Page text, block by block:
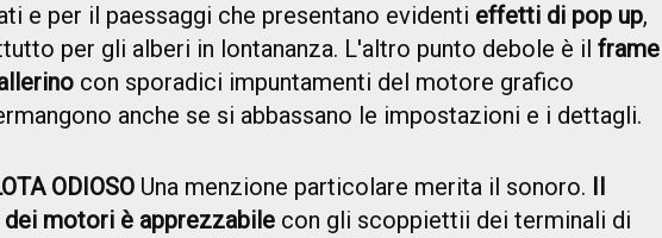
e per il paessaggi che presentano evidenti effetti di pop up,
per gli alberi in lontananza. L'altro punto debole è il frame
con sporadici impuntamenti del motore grafico
anche se si abbassano le impostazioni e i dettagli.
ODIOSO Una menzione particolare merita il sonoro. Il
dei motori è apprezzabile con gli scoppiettii dei terminali di